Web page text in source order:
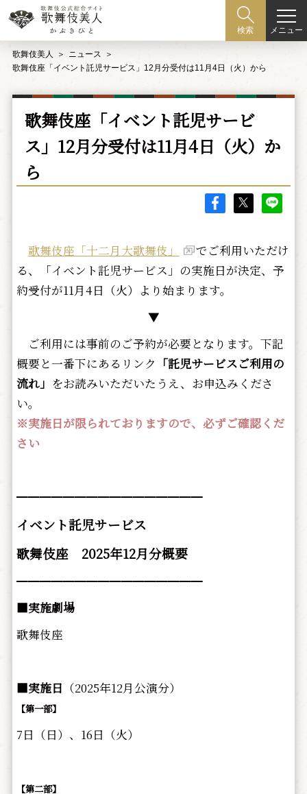
検索 メニュー
歌舞伎美人
ニュース
歌舞伎座「イベント託児サービス」12月分受付は11月4日（火）から
歌舞伎座「イベント託児サービ
ス」12月分受付は11月4日（火）か
ら
歌舞伎座「十二月大歌舞伎」
でご利用いただけ
る、「イベント託児サービス」の実施日が決定、予
約受付が11月4日（火）より始まります。
▼
ご利用には事前のご予約が必要となります。下記
概要と一番下にあるリンク 「託児サービスご利用の
流れ」 をお読みいただいたうえ、お申込みくださ
い。
※実施日が限られておりますので、必ずご確認くだ
さい
━━━━━━━━━━━━━━━━
イベント託児サービス
歌舞伎座 2025年12月分概要
━━━━━━━━━━━━━━━━
■実施劇場
歌舞伎座
■実施日 （2025年12月公演分）
【第一部】
7日（日）、16日（火）
【第二部】